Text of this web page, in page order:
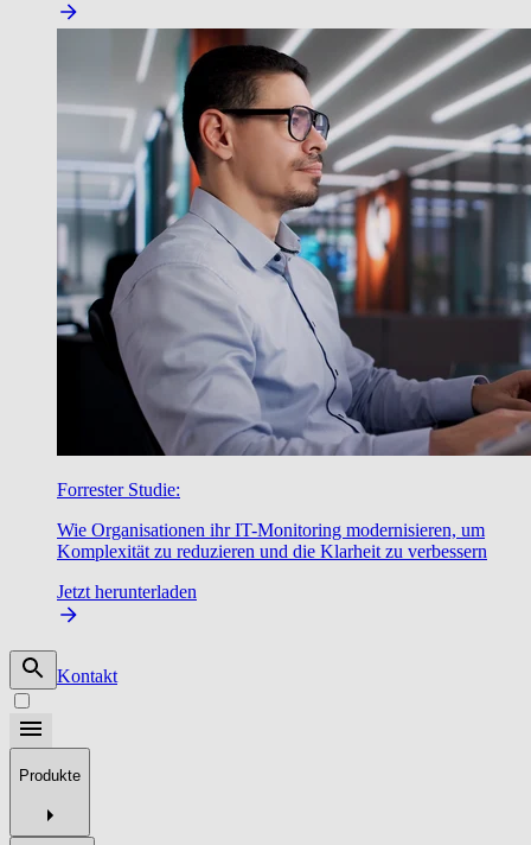
Forrester Studie:
Wie Organisationen ihr IT-Monitoring modernisieren, um
Komplexität zu reduzieren und die Klarheit zu verbessern
Jetzt herunterladen
Kontakt
Produkte